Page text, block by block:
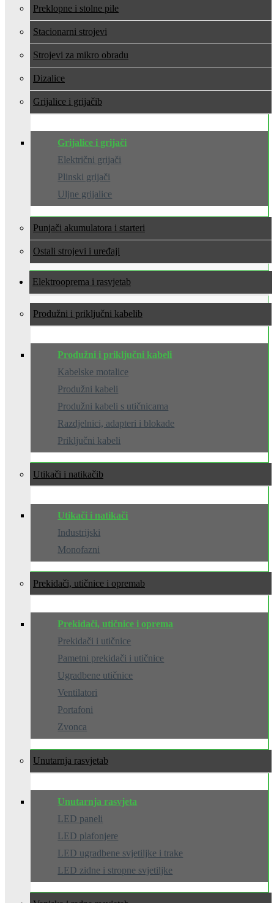
Preklopne i stolne pile
Stacionarni strojevi
Strojevi za mikro obradu
Dizalice
Grijalice i grijači
Grijalice i grijači
Električni grijači
Plinski grijači
Uljne grijalice
Punjači akumulatora i starteri
Ostali strojevi i uređaji
Elektrooprema i rasvjeta
Produžni i priključni kabeli
Produžni i priključni kabeli
Kabelske motalice
Produžni kabeli
Produžni kabeli s utičnicama
Razdjelnici, adapteri i blokade
Priključni kabeli
Utikači i natikači
Utikači i natikači
Industrijski
Monofazni
Prekidači, utičnice i oprema
Prekidači, utičnice i oprema
Prekidači i utičnice
Pametni prekidači i utičnice
Ugradbene utičnice
Ventilatori
Portafoni
Zvonca
Unutarnja rasvjeta
Unutarnja rasvjeta
LED paneli
LED plafonjere
LED ugradbene svjetiljke i trake
LED zidne i stropne svjetiljke